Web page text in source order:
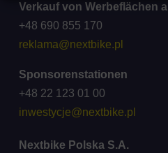
Verkauf von Werbeflächen
+48 690 855 170
reklama@nextbike.pl
Sponsorenstationen
+48 22 123 01 00
inwestycje@nextbike.pl
Nextbike Polska S.A.